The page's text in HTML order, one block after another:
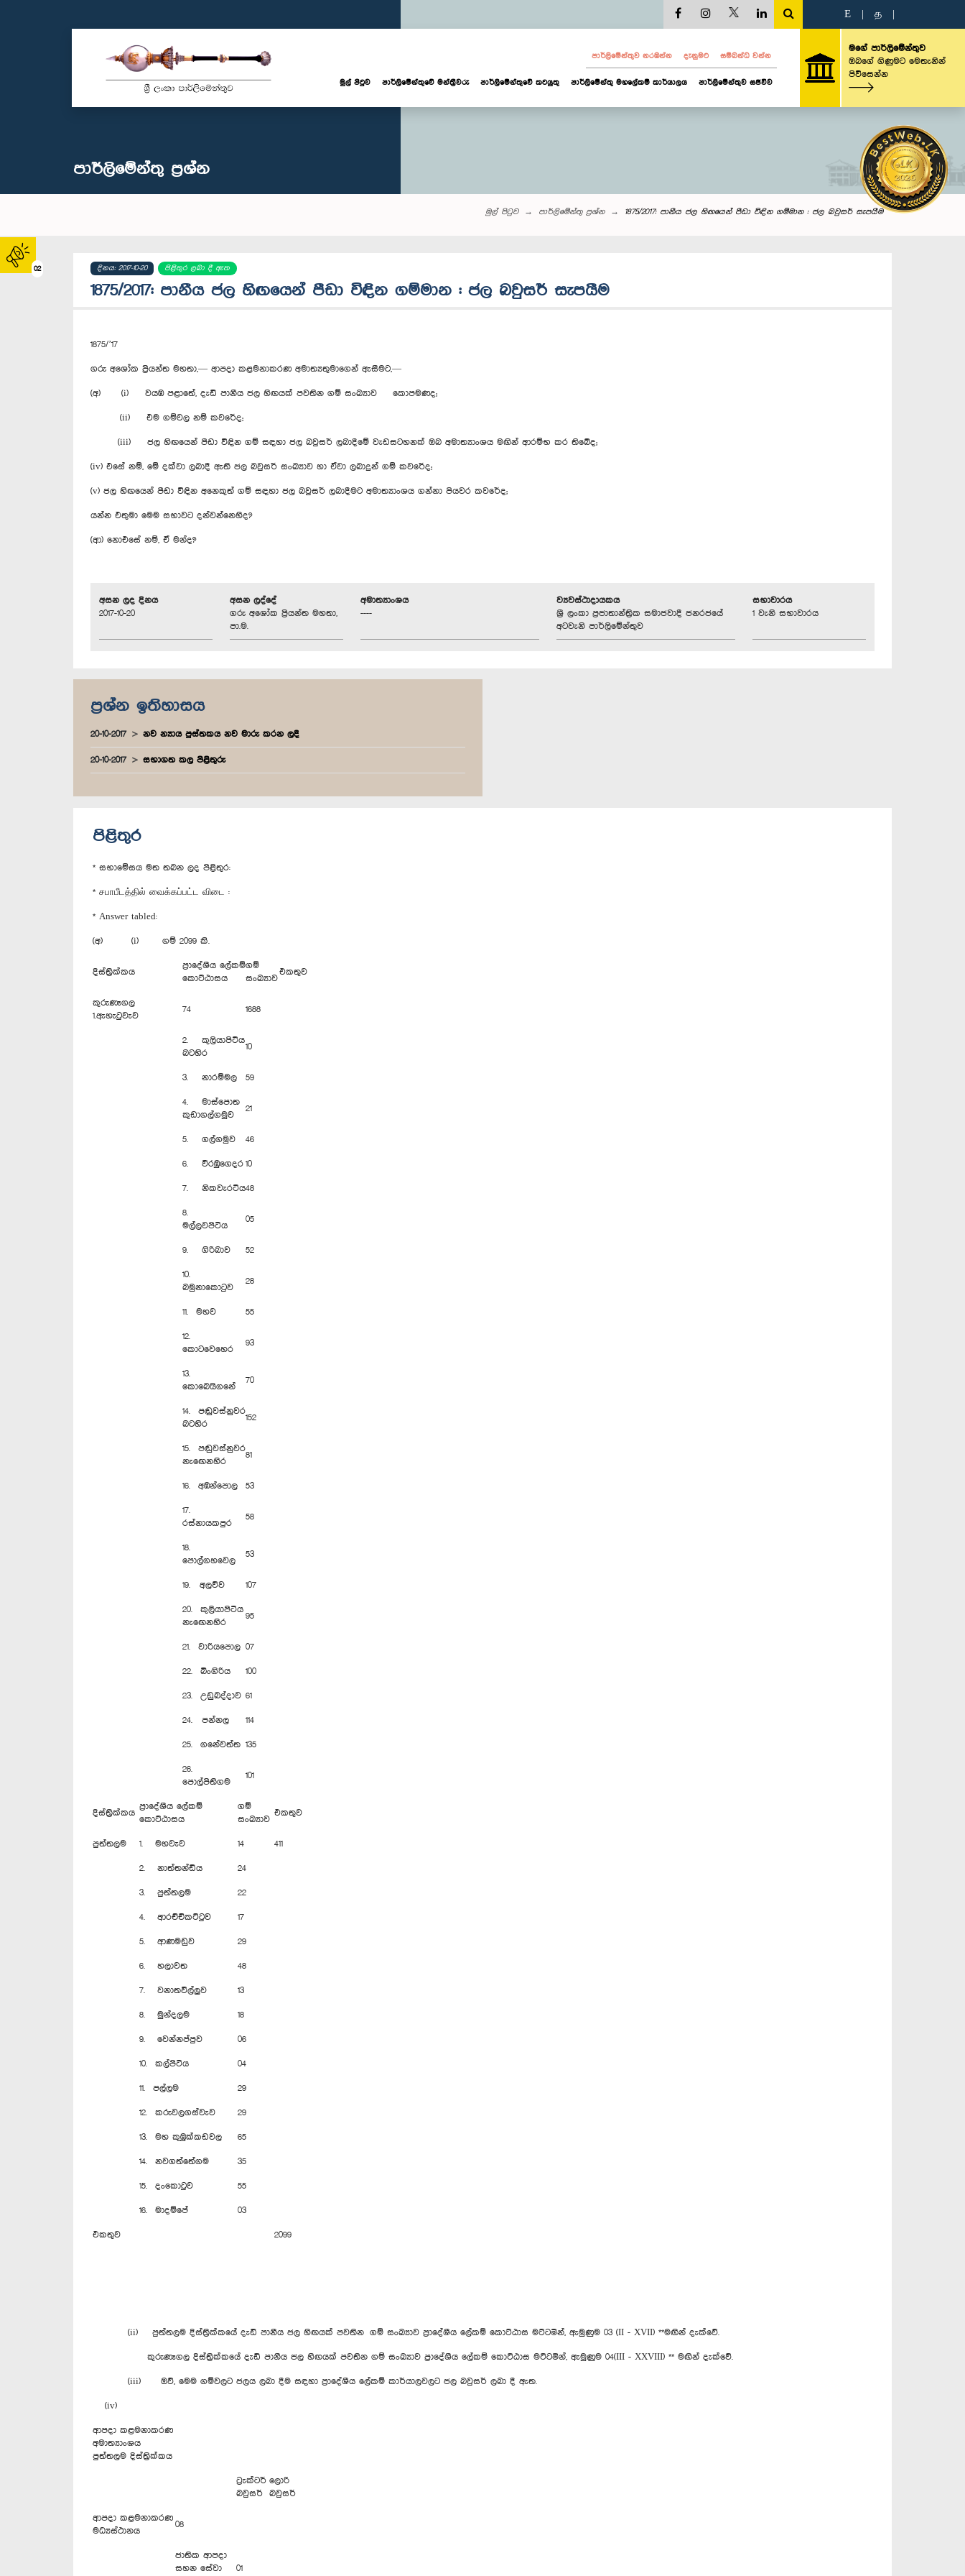
02
E த
පාර්ලි‌මේන්තුව නරඹන්න දැනුමට සම්බන්ධ වන්න
මුල් පිටුව පාර්ලි‌මේන්තුවේ මන්ත්‍රීවරු පාර්ලිමේන්තුවේ කටයුතු පාර්ලිමේන්තු මහලේකම් කාර්යාලය පාර්ලිමේන්තුව සජීවීව
මගේ පාර්ලිමේන්තුව
ඔබගේ ගිණුමට මෙතැනින්
පිවිසෙන්න
පාර්ලි‌මේන්තු‌ ප්‍රශ්න
මුල් පිටුව පාර්ලි‌මේන්තු‌ ප්‍රශ්න 1875/2017: පානීය ජල හිඟයෙන් පීඩා විඳින ගම්මාන : ජල බවුසර් සැපයීම
දිනය: 2017-10-20 පිළිතුර ලබා දී ඇත
1875/2017: පානීය ජල හිඟයෙන් පීඩා විඳින ගම්මාන : ජල බවුසර් සැපයීම
1875/’17
ගරු අශෝක ප්‍රියන්ත මහතා,— ආපදා කළමනාකරණ අමාත්‍යතුමාගෙන් ඇසීමට,—
(අ) (i) වයඹ පළාතේ, දැඩි පානීය ජල හිඟයක් පවතින ගම් සංඛ්‍යාව කොපමණද;
(ii) එම ගම්වල නම් කවරේද;
(iii) ජල හිඟයෙන් පීඩා විඳින ගම් සඳහා ජල බවුසර් ලබාදීමේ වැඩසටහනක් ඔබ අමාත්‍යාංශය මඟින් ආරම්භ කර තිබේද;
(iv) එසේ නම්, මේ දක්වා ලබාදී ඇති ජල බවුසර් සංඛ්‍යාව හා ඒවා ලබාදුන් ගම් කවරේද;
(v) ජල හිඟයෙන් පීඩා විඳින අනෙකුත් ගම් සඳහා ජල බවුසර් ලබාදීමට අමාත්‍යාංශය ගන්නා පියවර කවරේද;
යන්න එතුමා මෙම සභාවට දන්වන්නෙහිද?
(ආ) නොඑසේ නම්, ඒ මන්ද?
අසන ලද දිනය
2017-10-20
අසන ලද්දේ
ගරු අශෝක ප්‍රියන්ත මහතා,
පා.ම.
අමාත්‍යාංශය
----
ව්‍යවස්ථාදායකය
ශ්‍රී ලංකා ප්‍රජාතාන්ත්‍රික සමාජවාදී ජනරජයේ
අටවැනි පාර්ලිමේන්තුව
සභාවාරය
1 වැනි සභාවාරය
ප්‍රශ්න ඉතිහාසය
20-10-2017 නව න්‍යාය පුස්තකය නව මාරු කරන ලදී
20-10-2017 සභාගත කල පිළිතුරු
පිළිතුර
* සභාමේසය මත තබන ලද පිළිතුර:
* சபாபீடத்தில் வைக்கப்பட்ட விடை :
* Answer tabled:
(අ) (i) ගම් 2099 කි.
දිස්ත්‍රික්කය
ප්‍රාදේශීය ලේකම්
කොට්ඨාසය
ගම්
සංඛ්‍යාව
එකතුව
කුරුණෑගල
1.ඇහැටුවැව
74 1688
2. කුලියාපිටිය
බටහිර
10
3. නාරම්මල 59
4. මාස්පොත
කුඩාගල්ගමුව
21
5. ගල්ගමුව 46
6. වීරඹුගෙදර 10
7. නිකවැරටිය48
8.
මල්ලවපිටිය
05
9. ගිරිබාව 52
10.
බමුනාකොටුව
28
11. මහව 55
12.
කොටවෙහෙර
93
13.
කොබෙයිගනේ
70
14. පඬුවස්නුවර
බටහිර
152
15. පඬුවස්නුවර
නැ‍‍ඟෙනහිර
81
16. අඹන්පොල 53
17.
රස්නායකපුර
58
18.
පොල්ගහවෙල
53
19. අලව්ව 107
20. කුලියාපිටිය
නැ‍ඟෙනහිර
95
21. වාරියපොල 07
22. බිංගිරිය 100
23. උඩුබද්දාව 61
24. පන්නල 114
25. ගනේවත්ත 135
26.
පොල්පිතිගම
101
දිස්ත්‍රික්කය
ප්‍රාදේශීය ලේකම්
කොට්ඨාසය
ගම්
සංඛ්‍යාව
එකතුව
පුත්තලම 1. මහවැව 14 411
2. නාත්තන්ඩිය 24
3. පුත්තලම 22
4. ආරච්චිකට්ටුව 17
5. ආණමඩුව 29
6. හලාවත 48
7. වනාතවිල්ලුව 13
8. මුන්දලම 18
9. වෙන්නප්පුව 06
10. කල්පිටිය 04
11. පල්ලම 29
12. කරුවලගස්වැව 29
13. මහ කුඹුක්කඩවල 65
14. නවගත්තේගම 35
15. දංකොටුව 55
16. මාදම්පේ 03
එකතුව 2099
(ii) පුත්තලම දිස්ත්‍රික්කයේ දැඩි පානීය ජල හිඟයක් පවතින ගම් සංඛ්‍යාව ප්‍රාදේශීය ලේකම් කොට්ඨාස මට්ටමින්, ඇමුණුම 03 (II - XVII) **මඟින් දැක්වේ.
කුරුණෑගල දිස්ත්‍රික්කයේ දැඩි පානීය ජල හිඟයක් පවතින ගම් සංඛ්‍යාව ප්‍රාදේශීය ලේකම් කොට්ඨාස මට්ටමින්, ඇමුණුම 04(III - XXVIII) ** මඟින් දැක්වේ.
(iii) ඔව්, මෙම ගම්වලට ජලය ලබා දීම සඳහා ප්‍රාදේශීය ලේකම් කාර්යාලවලට ජල බවුසර් ලබා දී ඇත.
(iv)
ආපදා කළමනාකරණ
අමාත්‍යාංශය
පුත්තලම දිස්ත්‍රික්කය
ට්‍රැක්ටර්
බවුසර්
ලොරි
බවුසර්
ආපදා කළමනාකරණ
මධ්‍යස්ථානය
08
ජාතික ආපදා
සහන සේවා
01